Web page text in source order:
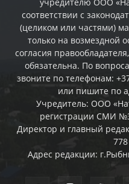
соответствии с
(целиком или частями)
только на возмездной
согласия
обязательна. По
звоните по телефонам:
или пишите по
Учредитель: ООО
регистрации СМИ
Директор и главный
Адрес редакции: